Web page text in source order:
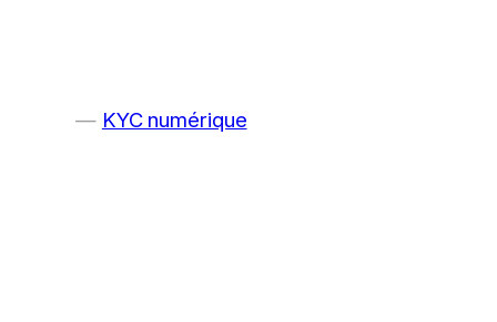
KYC numérique